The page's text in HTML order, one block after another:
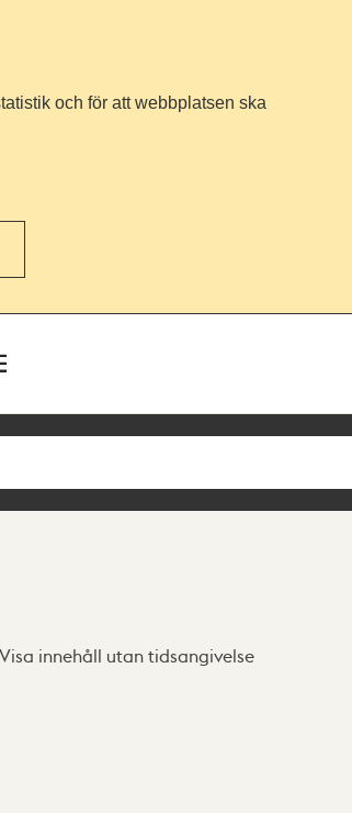
och för att webbplatsen ska
Visa innehåll utan tidsangivelse